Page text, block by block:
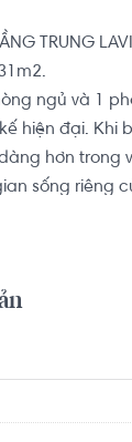
TRUNG
hiện đại. Khi
hơn trong
sống riêng
đẳng cấp
mát